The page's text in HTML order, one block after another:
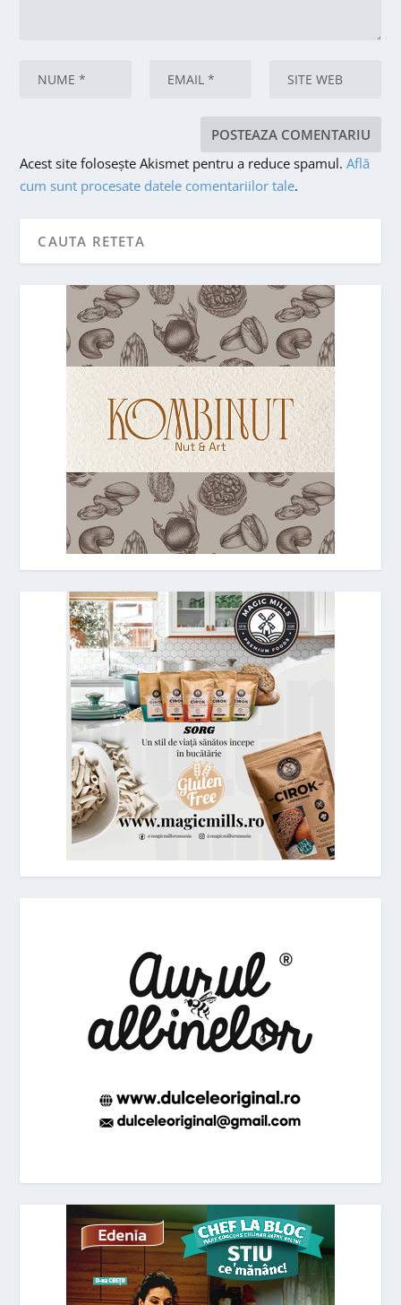
Acest site folosește Akismet pentru a reduce spamul.Află
cum sunt procesate datele comentariilor tale.